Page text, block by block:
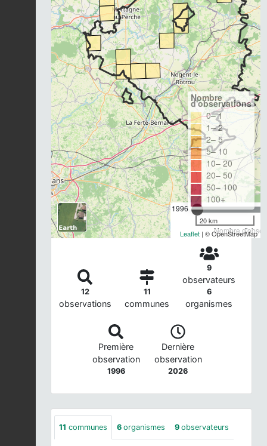
1996
Nombre
Nombre
d'observations
0– 1
1– 2
2– 5
5– 10
10– 20
20– 50
50– 100
100+
20 km
Leaflet | © OpenStreetMap
12
observations
11
communes
9
observateurs
6
organismes
Première
observation
1996
Dernière
observation
2026
11 communes 6 organismes 9 observateurs